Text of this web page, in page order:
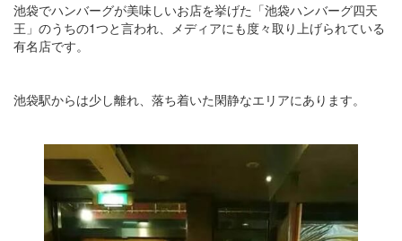
池袋でハンバーグが美味しいお店を挙げた「池袋ハンバーグ四天
王」のうちの1つと言われ、メディアにも度々取り上げられている
有名店です。
池袋駅からは少し離れ、落ち着いた閑静なエリアにあります。